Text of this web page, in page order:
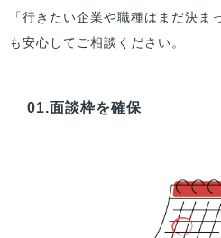
「行きたい企業や職種はまだ決
も安心してご相談ください。
01.面談枠を確保